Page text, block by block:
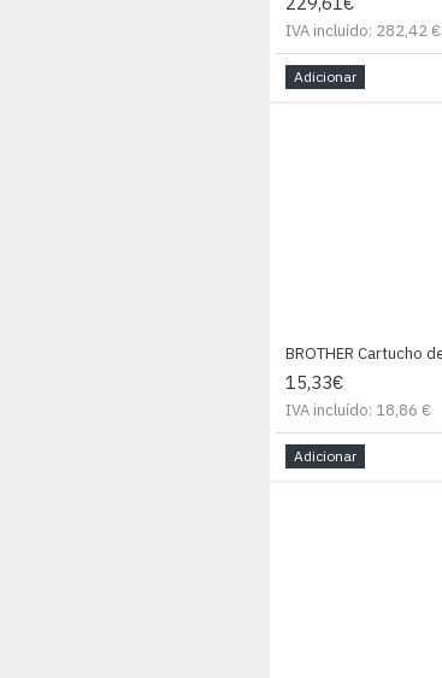
IVA incluído: 282,42 €
Adicionar
15,33€
IVA incluído: 18,86 €
Adicionar